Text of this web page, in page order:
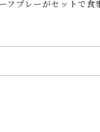
プレーがセットで食